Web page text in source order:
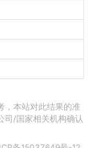
，本站对此结果的准
司/国家相关机构确认